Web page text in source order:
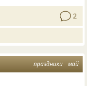
2
праздники май